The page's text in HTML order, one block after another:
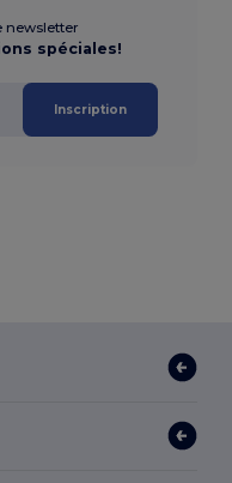
newsletter
spéciales!
Inscription